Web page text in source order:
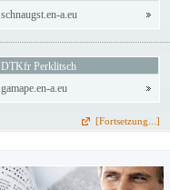
schnaugst.en-a.eu
DTKfr Perklitsch
gamape.en-a.eu
[Fortsetzung...]